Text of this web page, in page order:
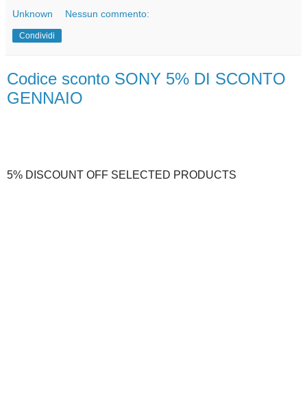
Unknown Nessun commento:
Condividi
Codice sconto SONY 5% DI SCONTO
GENNAIO
5% DISCOUNT OFF SELECTED PRODUCTS